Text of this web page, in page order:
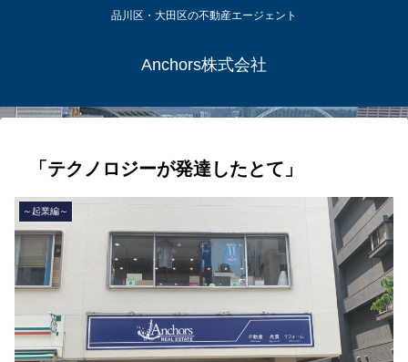
品川区・大田区の不動産エージェント
Anchors株式会社
「テクノロジーが発達したとて」
～起業編～